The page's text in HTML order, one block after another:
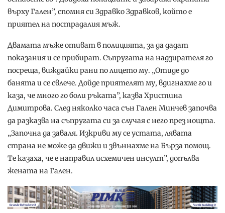
върху Гален”, спомня си Здравко Здравков, който е
приятел на пострадалия мъж.
Двамата мъже отиват в полицията, за да дадат
показания и се прибират. Съпругата на надзирателя го
посреща, виждайки рани по лицето му. „Отиде до
банята и се свлече. Дойде приятелят му, вдигнахме го и
каза, че много го боли ръката”, казва Христина
Димитрова. След няколко часа сън Гален Минчев започва
да разказва на съпругата си за случая с него през нощта.
„Започна да заваля. Изкриви му се устата, лявата
страна не може да движи и звъннахме на Бърза помощ.
Те казаха, че е направил исхемичен инсулт”, допълва
жената на Гален.